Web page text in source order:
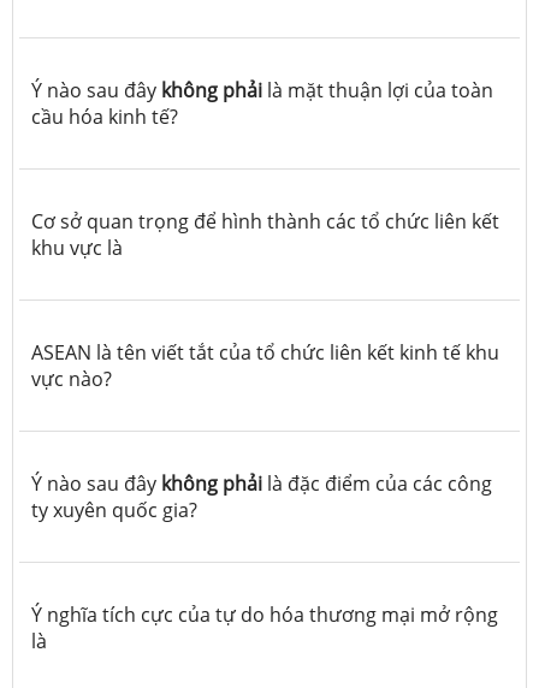
Ý nào sau đây không phải là mặt thuận lợi của toàn
cầu hóa kinh tế?
Cơ sở quan trọng để hình thành các tổ chức liên kết
khu vực là
ASEAN là tên viết tắt của tổ chức liên kết kinh tế khu
vực nào?
Ý nào sau đây không phải là đặc điểm của các công
ty xuyên quốc gia?
Ý nghĩa tích cực của tự do hóa thương mại mở rộng
là